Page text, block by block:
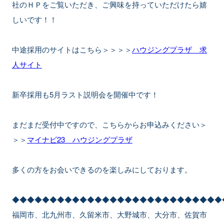
社のＨＰをご覧いただき、ご興味を持っていただけたら嬉
しいです！！
中途採用のサイトはこちら＞＞＞＞ハウジングプラザ 求
人サイト
新卒採用も5月ラスト説明会を開催中です！
まだまだ受付中ですので、こちらからお申込みください＞
＞＞ マイナビ23 ハウジングプラザ
多くの方をお会いできるのを楽しみにしております。
福岡市、北九州市、久留米市、大野城市、大分市、佐賀市